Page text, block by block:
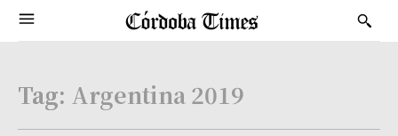
Tag: Argentina 2019